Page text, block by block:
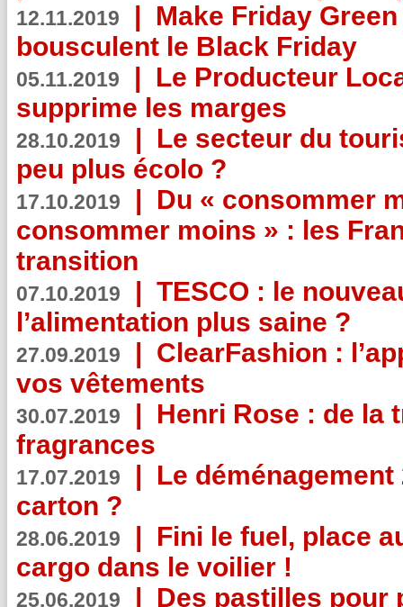
12.11.2019 | Make Friday
bousculent le Black Friday
05.11.2019 | Le Producteur
supprime les marges
28.10.2019 | Le secteur du
peu plus écolo ?
17.10.2019 | Du « consommer
consommer moins » : les
transition
07.10.2019 | TESCO : le
l’alimentation plus saine ?
27.09.2019 | ClearFashion :
vos vêtements
30.07.2019 | Henri Rose : de la
fragrances
17.07.2019 | Le
carton ?
28.06.2019 | Fini le fuel, place
cargo dans le voilier !
25.06.2019 | Des pastilles pour